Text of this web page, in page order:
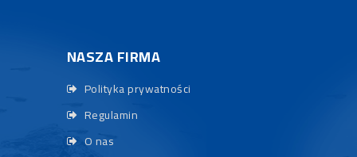
NASZA FIRMA
Polityka prywatności
Regulamin
O nas